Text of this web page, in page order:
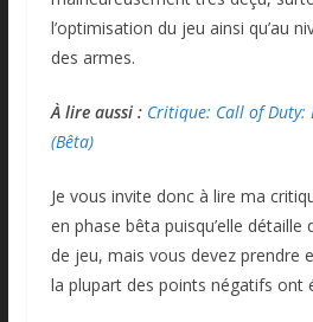
l’optimisation du jeu ainsi qu’au
des armes.
À lire aussi : Critique: Call of Duty:
(Bêta)
Je vous invite donc à lire ma
en phase bêta puisqu’elle
de jeu, mais vous devez prendre
la plupart des points négatifs ont